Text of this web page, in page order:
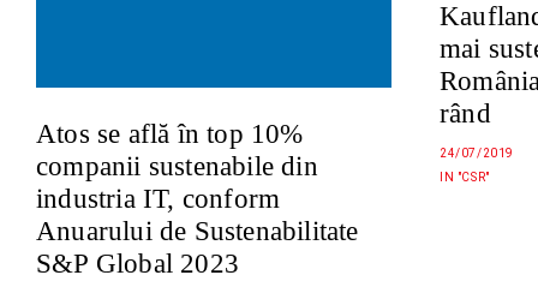
Atos se află în top 10%
companii sustenabile din
industria IT, conform
Anuarului de Sustenabilitate
S&P Global 2023
mai
rând
24/07/2019
IN "CSR"